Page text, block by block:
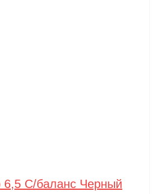
6,5 С/баланс Черный